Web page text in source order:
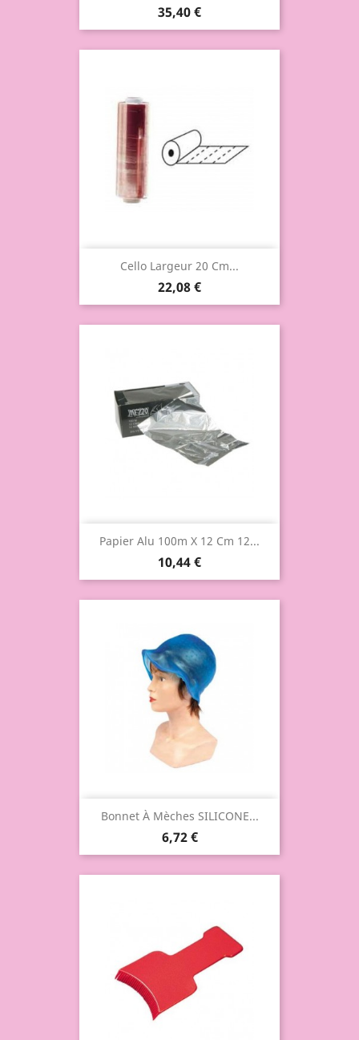
35,40 €
Cello Largeur 20 Cm...
22,08 €
Papier Alu 100m X 12 Cm 12...
10,44 €
Bonnet À Mèches SILICONE...
6,72 €